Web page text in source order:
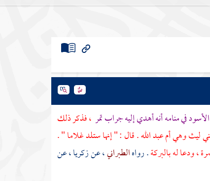
في منامه أنه أهدي إليه جراب تمر ، فذكر ذلك
ليثوهيأم عبد الله. قال : " إنها ستلد غلاما " .
، ودعا له بالبركة. رواهالطبراني، عنزكريا، عن